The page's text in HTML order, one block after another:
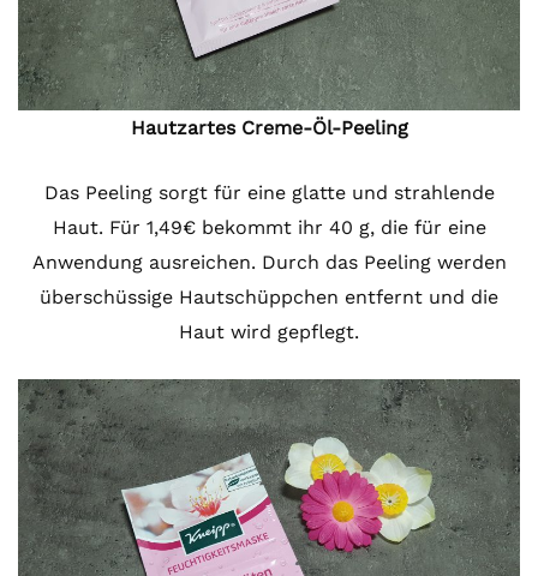
Hautzartes Creme-Öl-Peeling
Das Peeling sorgt für eine glatte und strahlende
Haut. Für 1,49€ bekommt ihr 40 g, die für eine
Anwendung ausreichen. Durch das Peeling werden
überschüssige Hautschüppchen entfernt und die
Haut wird gepflegt.